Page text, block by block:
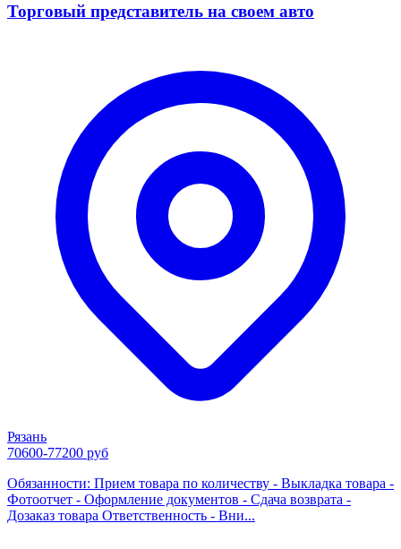
Торговый представитель на своем авто
Рязань
70600-77200 руб
Обязанности: Прием товара по количеству - Выкладка товара -
Фотоотчет - Оформление документов - Сдача возврата -
Дозаказ товара Ответственность - Вни...